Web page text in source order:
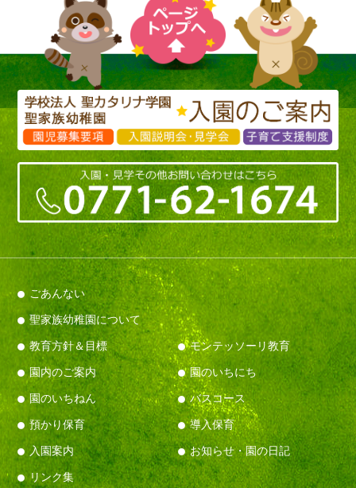
ごあんない
聖家族幼稚園について
教育方針＆目標 モンテッソーリ教育
園内のご案内 園のいちにち
園のいちねん バスコース
預かり保育 導入保育
入園案内 お知らせ・園の日記
リンク集